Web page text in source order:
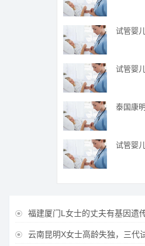
试管婴
试管婴
泰国康
试管婴
 福建厦门L女士的丈夫有基因遗
 云南昆明X女士高龄失独，三代